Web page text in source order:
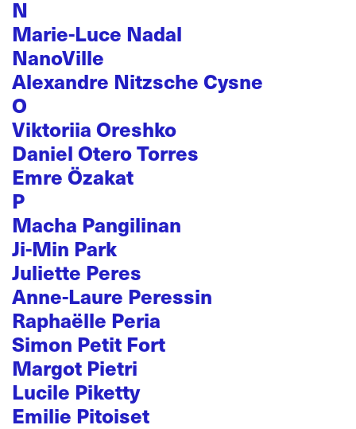
N
Marie-Luce Nadal
NanoVille
Alexandre Nitzsche Cysne
O
Viktoriia Oreshko
Daniel Otero Torres
Emre Özakat
P
Macha Pangilinan
Ji-Min Park
Juliette Peres
Anne-Laure Peressin
Raphaëlle Peria
Simon Petit Fort
Margot Pietri
Lucile Piketty
Emilie Pitoiset